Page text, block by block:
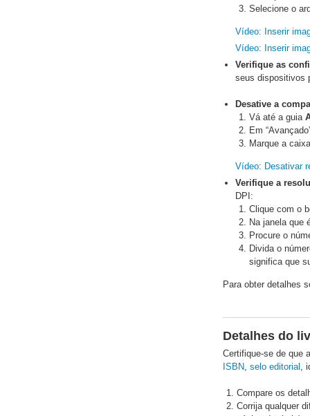
Selecione o
Vídeo: Inserir
Vídeo: Inserir
Verifique as
seus dispositivos
Desative a
Vá até a guia
Em
Marque a
Vídeo: Desativar
Verifique a
DPI:
Clique com o
Na janela que
Procure o
Divida o
significa que
Para obter detalhes
Detalhes do
Certifique-se de que
ISBN, selo editorial ,
Compare os
Corrija qualquer